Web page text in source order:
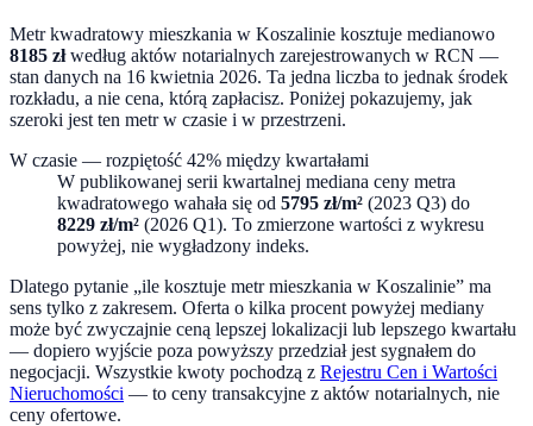
Metr kwadratowy mieszkania w Koszalinie kosztuje medianowo
8185 złwedług aktów notarialnych zarejestrowanych w RCN —
stan danych na 16 kwietnia 2026. Ta jedna liczba to jednak środek
rozkładu, a nie cena, którą zapłacisz. Poniżej pokazujemy, jak
szeroki jest ten metr w czasie i w przestrzeni.
W czasie — rozpiętość 42% między kwartałami
W publikowanej serii kwartalnej mediana ceny metra
kwadratowego wahała się od 5795 zł/m² (2023 Q3) do
8229 zł/m² (2026 Q1). To zmierzone wartości z wykresu
powyżej, nie wygładzony indeks.
Dlatego pytanie „ile kosztuje metr mieszkania w Koszalinie” ma
sens tylko z zakresem. Oferta o kilka procent powyżej mediany
może być zwyczajnie ceną lepszej lokalizacji lub lepszego kwartału
— dopiero wyjście poza powyższy przedział jest sygnałem do
negocjacji. Wszystkie kwoty pochodzą z Rejestru Cen i Wartości
Nieruchomości — to ceny transakcyjne z aktów notarialnych, nie
ceny ofertowe.